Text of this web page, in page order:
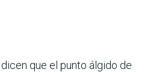
que el punto álgido de